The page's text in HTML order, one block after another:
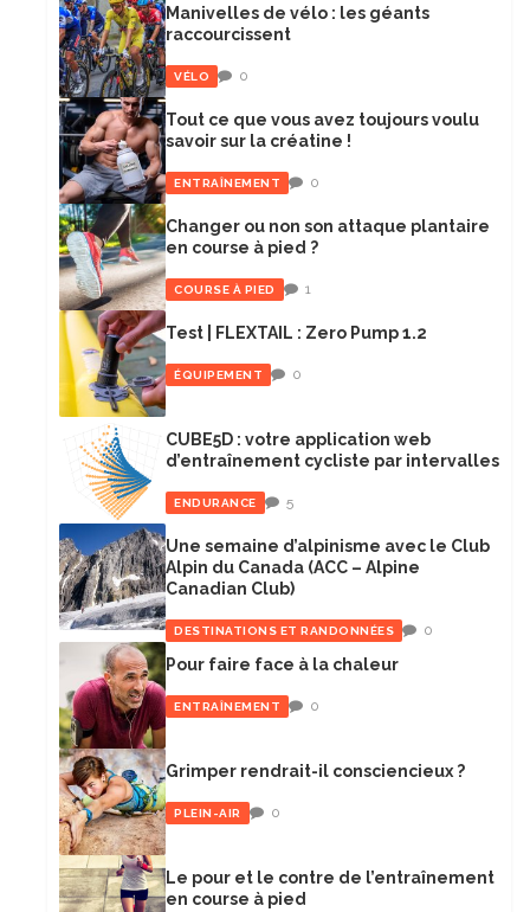
Manivelles de vélo : les géants
raccourcissent
VÉLO 0
Tout ce que vous avez toujours voulu
savoir sur la créatine !
ENTRAÎNEMENT 0
Changer ou non son attaque plantaire
en course à pied ?
COURSE À PIED 1
Test | FLEXTAIL : Zero Pump 1.2
ÉQUIPEMENT 0
CUBE5D : votre application web
d’entraînement cycliste par intervalles
ENDURANCE 5
Une semaine d’alpinisme avec le Club
Alpin du Canada (ACC – Alpine
Canadian Club)
DESTINATIONS ET RANDONNÉES 0
Pour faire face à la chaleur
ENTRAÎNEMENT 0
Grimper rendrait-il consciencieux ?
PLEIN-AIR 0
Le pour et le contre de l’entraînement
en course à pied